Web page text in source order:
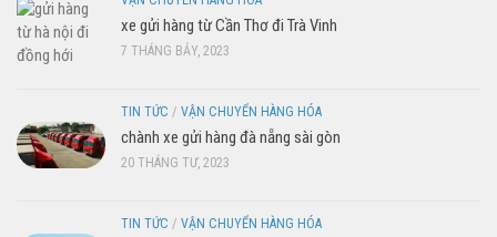
xe gửi hàng từ Cần Thơ đi Trà Vinh
7 THÁNG BẢY, 2023
TIN TỨC / VẬN CHUYỂN HÀNG HÓA
chành xe gửi hàng đà nẵng sài gòn
20 THÁNG TƯ, 2023
TIN TỨC / VẬN CHUYỂN HÀNG HÓA